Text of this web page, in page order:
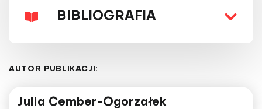
BIBLIOGRAFIA
AUTOR PUBLIKACJI:
Julia Cember-Ogorzałek